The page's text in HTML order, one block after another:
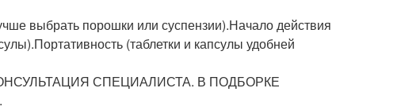
выбрать порошки или суспензии).Начало действия
(таблетки и капсулы удобней
СПЕЦИАЛИСТА. В ПОДБОРКЕ